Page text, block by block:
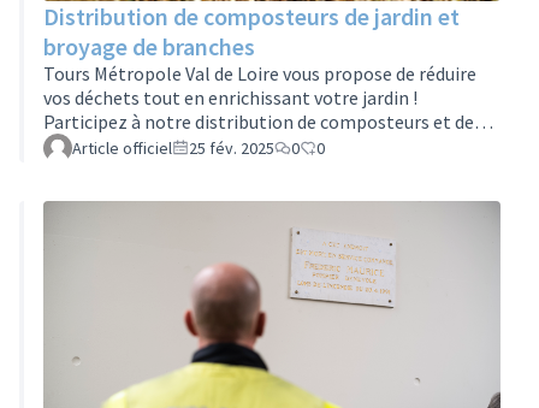
Distribution de composteurs de jardin et
broyage de branches
Tours Métropole Val de Loire vous propose de réduire
vos déchets tout en enrichissant votre jardin !
Participez à notre distribution de composteurs et de
broyage de branches.📅 Samedi 15 mars 2025🕒 9h à
particuliers, habitants Tours, qui ont un jardin de plus
de 20m².• Document requis : Une quittance ou facture
EDF à votre nom pour obtenir votre composteur…
Article officiel 25 fév. 2025 0 0